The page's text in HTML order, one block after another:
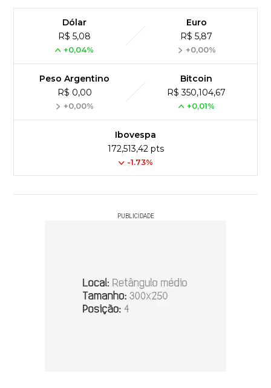
Dólar
R$ 5,08
+0,04%
Euro
R$ 5,87
+0,00%
Peso Argentino
R$ 0,00
+0,00%
Bitcoin
R$ 350,104,67
+0,01%
Ibovespa
172,513,42 pts
-1.73%
PUBLICIDADE